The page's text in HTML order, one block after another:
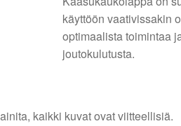
käyttöön vaativissakin
optimaalista toimintaa
joutokulutusta.
kaikki kuvat ovat viitteellisiä.